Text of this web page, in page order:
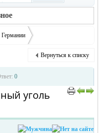
дрова и древесный уголь
Вернуться к списку
0
уголь